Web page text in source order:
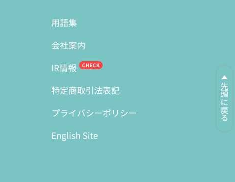
先頭に戻る
用語集
会社案内
IR情報
特定商取引法表記
プライバシーポリシー
English Site